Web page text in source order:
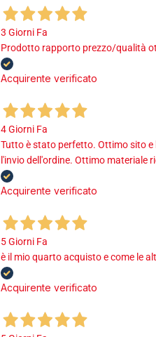
3 Giorni Fa
Prodotto rapporto prezzo/qualità
Acquirente verificato
4 Giorni Fa
Tutto è stato perfetto. Ottimo sito e
l'invio dell'ordine. Ottimo materiale
Acquirente verificato
5 Giorni Fa
è il mio quarto acquisto e come le
Acquirente verificato